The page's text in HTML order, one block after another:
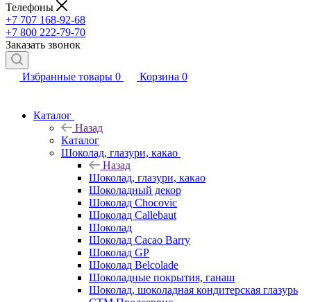
Телефоны
+7 707 168-92-68
+7 800 222-79-70
Заказать звонок
Избранные товары 0 Корзина 0
Каталог
Назад
Каталог
Шоколад, глазури, какао
Назад
Шоколад, глазури, какао
Шоколадный декор
Шоколад Chocovic
Шоколад Callebaut
Шоколад
Шоколад Cacao Barry
Шоколад GP
Шоколад Belcolade
Шоколадные покрытия, ганаш
Шоколад, шоколадная кондитерская глазурь